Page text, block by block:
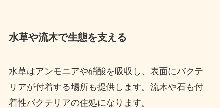
水草や流木で生態を支える
水草はアンモニアや硝酸を吸収し、表面にバクテ
リアが付着する場所も提供します。流木や石も付
着性バクテリアの住処になります。